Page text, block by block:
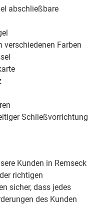
abschließbare
verschiedenen Farben
Schließvorrichtung
Kunden in Remseck
richtigen
sicher, dass jedes
des Kunden